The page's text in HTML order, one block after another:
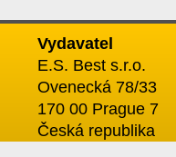
Vydavatel
E.S. Best s.r.o.
Ovenecká 78/33
170 00 Prague 7
Česká republika